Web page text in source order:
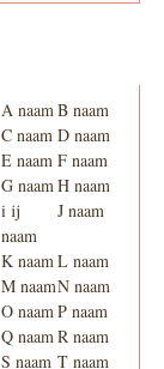
A naamB naam
C naam D naam
E naam F naam
G naamH naam
i ij
naam
J naam
K naamL naam
M naamN naam
O naamP naam
Q naamR naam
S naam T naam